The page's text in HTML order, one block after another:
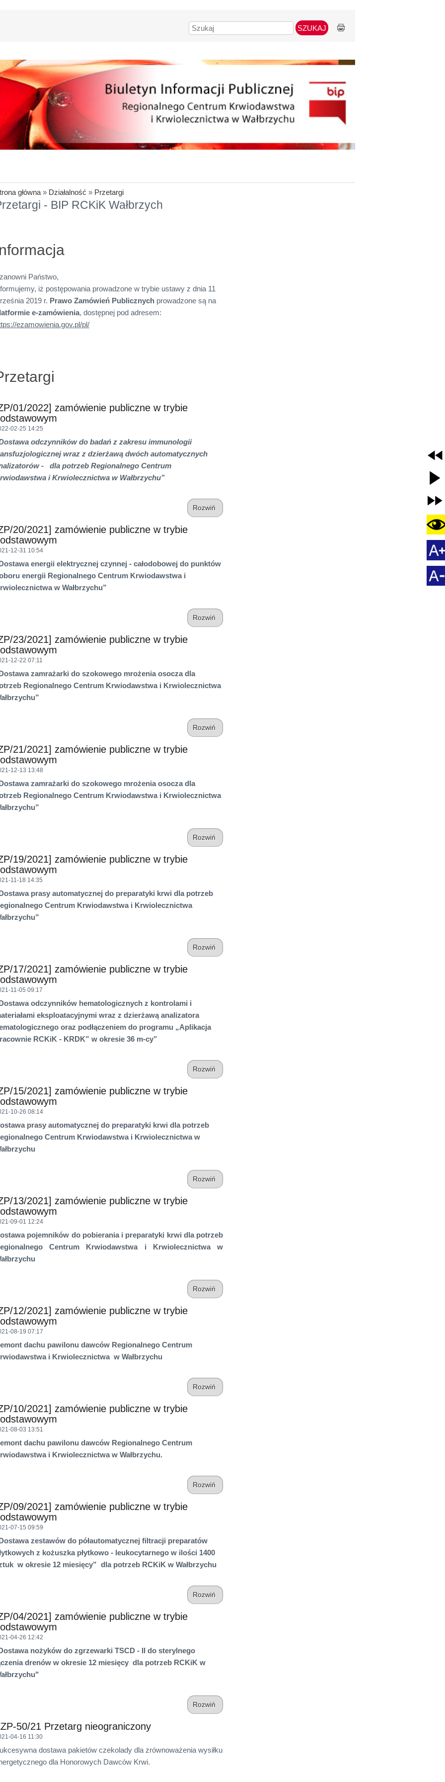
Szukaj
główna » Działalność » Przetargi
- BIP RCKiK Wałbrzych
Państwo,
iż postępowania prowadzone w trybie ustawy z dnia 11
2019 r. Prawo Zamówień Publicznych prowadzone są na
e-zamówienia, dostępnej pod adresem:
ezamowienia.gov.pl/pl/
01/2022] zamówienie publiczne w trybie
02-25 14:25
odczynników do badań z zakresu immunologii
wraz z dzierżawą dwóch automatycznych
- dla potrzeb Regionalnego Centrum
i Krwiolecznictwa w Wałbrzychu”
Rozwiń
20/2021] zamówienie publiczne w trybie
12-31 10:54
energii elektrycznej czynnej - całodobowej do punktów
energii Regionalnego Centrum Krwiodawstwa i
w Wałbrzychu”
Rozwiń
23/2021] zamówienie publiczne w trybie
12-22 07:11
zamrażarki do szokowego mrożenia osocza dla
Regionalnego Centrum Krwiodawstwa i Krwiolecznictwa
Rozwiń
21/2021] zamówienie publiczne w trybie
12-13 13:48
zamrażarki do szokowego mrożenia osocza dla
Regionalnego Centrum Krwiodawstwa i Krwiolecznictwa
Rozwiń
19/2021] zamówienie publiczne w trybie
11-18 14:35
prasy automatycznej do preparatyki krwi dla potrzeb
Centrum Krwiodawstwa i Krwiolecznictwa
Rozwiń
17/2021] zamówienie publiczne w trybie
11-05 09:17
odczynników hematologicznych z kontrolami i
eksploatacyjnymi wraz z dzierżawą analizatora
oraz podłączeniem do programu „Aplikacja
RCKiK - KRDK” w okresie 36 m-cy”
Rozwiń
15/2021] zamówienie publiczne w trybie
10-26 08:14
prasy automatycznej do preparatyki krwi dla potrzeb
Centrum Krwiodawstwai Krwiolecznictwa w
Rozwiń
13/2021] zamówienie publiczne w trybie
09-01 12:24
pojemników do pobieraniai preparatyki krwi dla potrzeb
Centrum Krwiodawstwai Krwiolecznictwaw
Rozwiń
12/2021] zamówienie publiczne w trybie
08-19 07:17
dachu pawilonu dawców Regionalnego Centrum
i Krwiolecznictwa w Wałbrzychu
Rozwiń
10/2021] zamówienie publiczne w trybie
08-03 13:51
dachu pawilonu dawców Regionalnego Centrum
i Krwiolecznictwa w Wałbrzychu.
Rozwiń
09/2021] zamówienie publiczne w trybie
07-15 09:59
zestawów do półautomatycznej filtracji preparatów
z kożuszka płytkowo - leukocytarnego w ilości 1400
w okresie 12 miesięcy” dla potrzeb RCKiK w Wałbrzychu
Rozwiń
04/2021] zamówienie publiczne w trybie
04-26 12:42
nożyków do zgrzewarki TSCD - II do sterylnego
drenów w okresie 12 miesięcy dla potrzeb RCKiK w
Rozwiń
50/21 Przetarg nieograniczony
04-16 11:30
dostawa pakietów czekolady dla zrównoważenia wysiłku
dla Honorowych Dawców Krwi.